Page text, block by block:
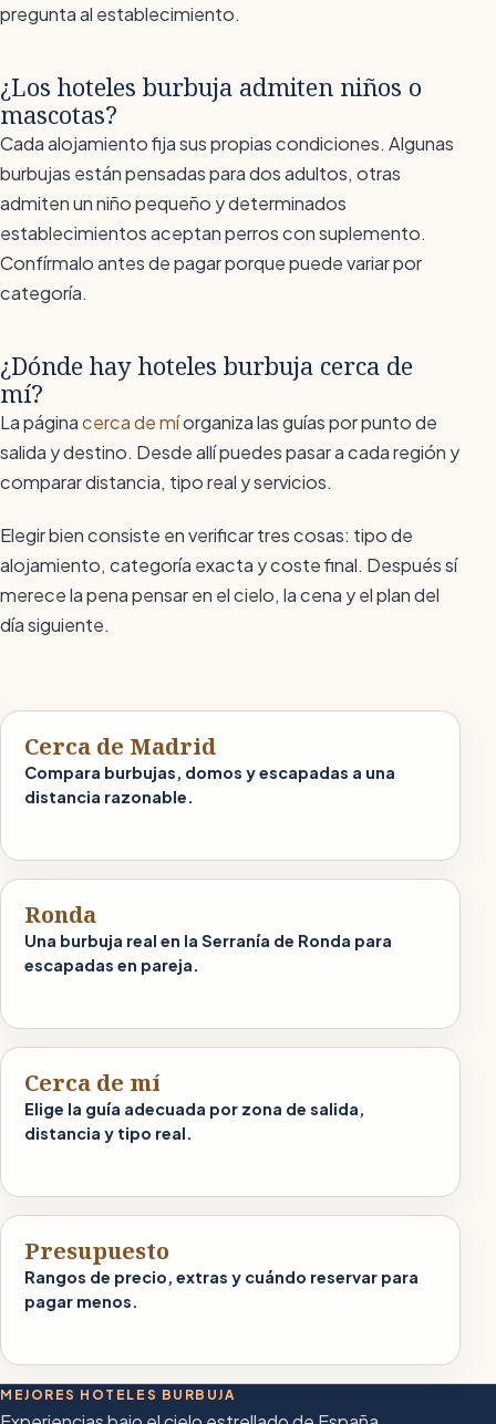
pregunta al establecimiento.
¿Los hoteles burbuja admiten niños o
mascotas?
Cada alojamiento fija sus propias condiciones. Algunas
burbujas están pensadas para dos adultos, otras
admiten un niño pequeño y determinados
establecimientos aceptan perros con suplemento.
Confírmalo antes de pagar porque puede variar por
categoría.
¿Dónde hay hoteles burbuja cerca de
mí?
La páginacerca de míorganiza las guías por punto de
salida y destino. Desde allí puedes pasar a cada región y
comparar distancia, tipo real y servicios.
Elegir bien consiste en verificar tres cosas: tipo de
alojamiento, categoría exacta y coste final. Después sí
merece la pena pensar en el cielo, la cena y el plan del
día siguiente.
Cerca de Madrid
Compara burbujas, domos y escapadas a una
distancia razonable.
Ronda
Una burbuja real en la Serranía de Ronda para
escapadas en pareja.
Cerca de mí
Elige la guía adecuada por zona de salida,
distancia y tipo real.
Presupuesto
Rangos de precio, extras y cuándo reservar para
pagar menos.
MEJORES HOTELES BURBUJA